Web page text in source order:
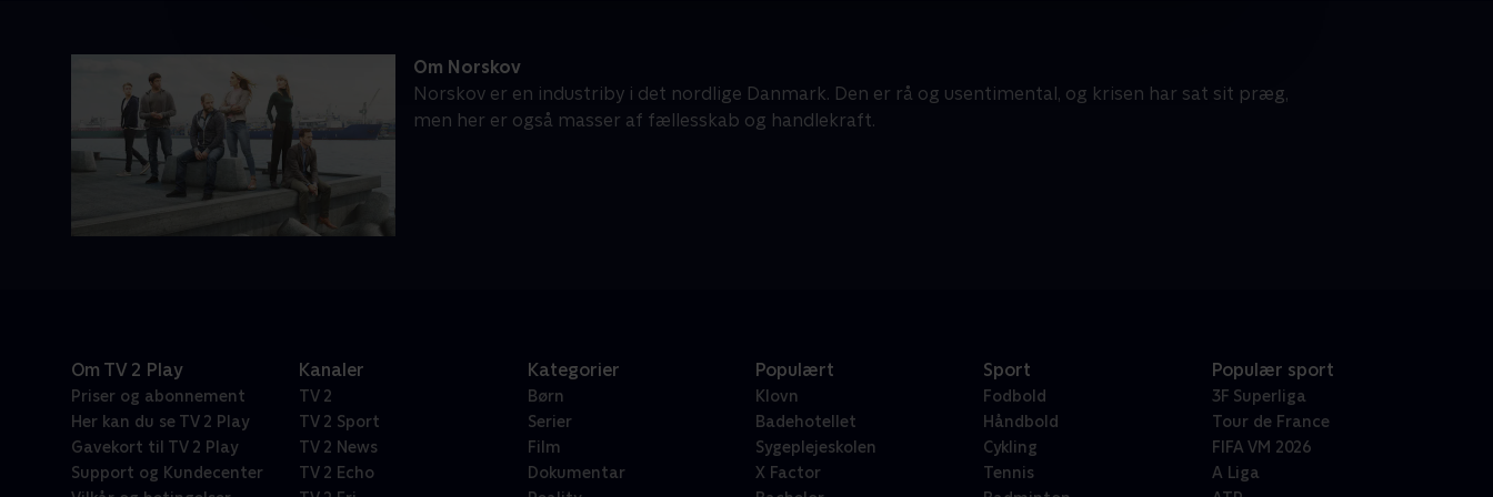
Om Norskov
Norskov er en industriby i det nordlige Danmark. Den er rå og usentimental, og krisen har sat sit præg,
men her er også masser af fællesskab og handlekraft.
Om TV 2 Play
Priser og abonnement
Her kan du se TV 2 Play
Gavekort til TV 2 Play
Support og Kundecenter
Kanaler
TV 2
TV 2 Sport
TV 2 News
TV 2 Echo
Kategorier
Børn
Serier
Film
Dokumentar
Populært
Klovn
Badehotellet
Sygeplejeskolen
X Factor
Sport
Fodbold
Håndbold
Cykling
Tennis
Populær sport
3F Superliga
Tour de France
FIFA VM 2026
A Liga